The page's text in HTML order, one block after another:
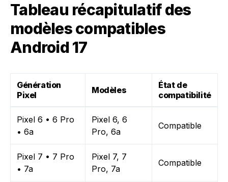
Tableau récapitulatif des
modèles compatibles
Android 17
Génération
Pixel
Modèles
État de
compatibilité
Pixel 6 • 6 Pro
• 6a
Pixel 6, 6
Pro, 6a
Compatible
Pixel 7 • 7 Pro
• 7a
Pixel 7, 7
Pro, 7a
Compatible